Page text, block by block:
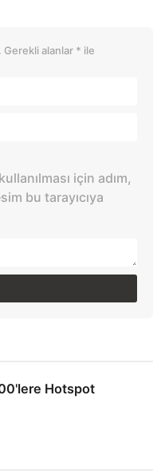
Gerekli alanlar * ile
için adım,
bu tarayıcıya
Hotspot